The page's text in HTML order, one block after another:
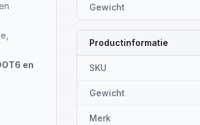
en
Gewicht
Productinformatie
SKU
Gewicht
Merk